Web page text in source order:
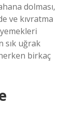
dolması,
ve kıvratma
sık uğrak
birkaç